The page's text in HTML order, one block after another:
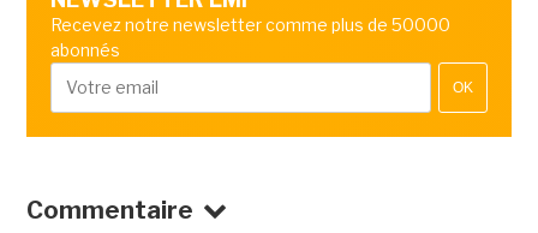
Recevez notre newsletter comme plus de 50000
abonnés
OK
Commentaire